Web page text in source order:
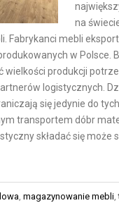
na
Fabrykanci mebli
w Polsce.
wielkości produkcji
logistycznych.
się jedynie do tych
transportem dóbr
składać się może
, magazynowanie mebli,